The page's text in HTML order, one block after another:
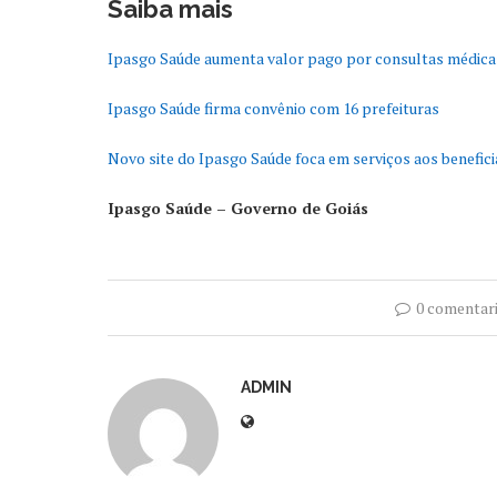
Saiba mais
Ipasgo Saúde aumenta valor pago por consultas
Ipasgo Saúde firma convênio com 16 prefeituras
Novo site do Ipasgo Saúde foca em serviços aos
Ipasgo Saúde – Governo de Goiás
0
ADMIN